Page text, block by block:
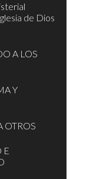
de Dios
A LOS
Y
OTROS
E